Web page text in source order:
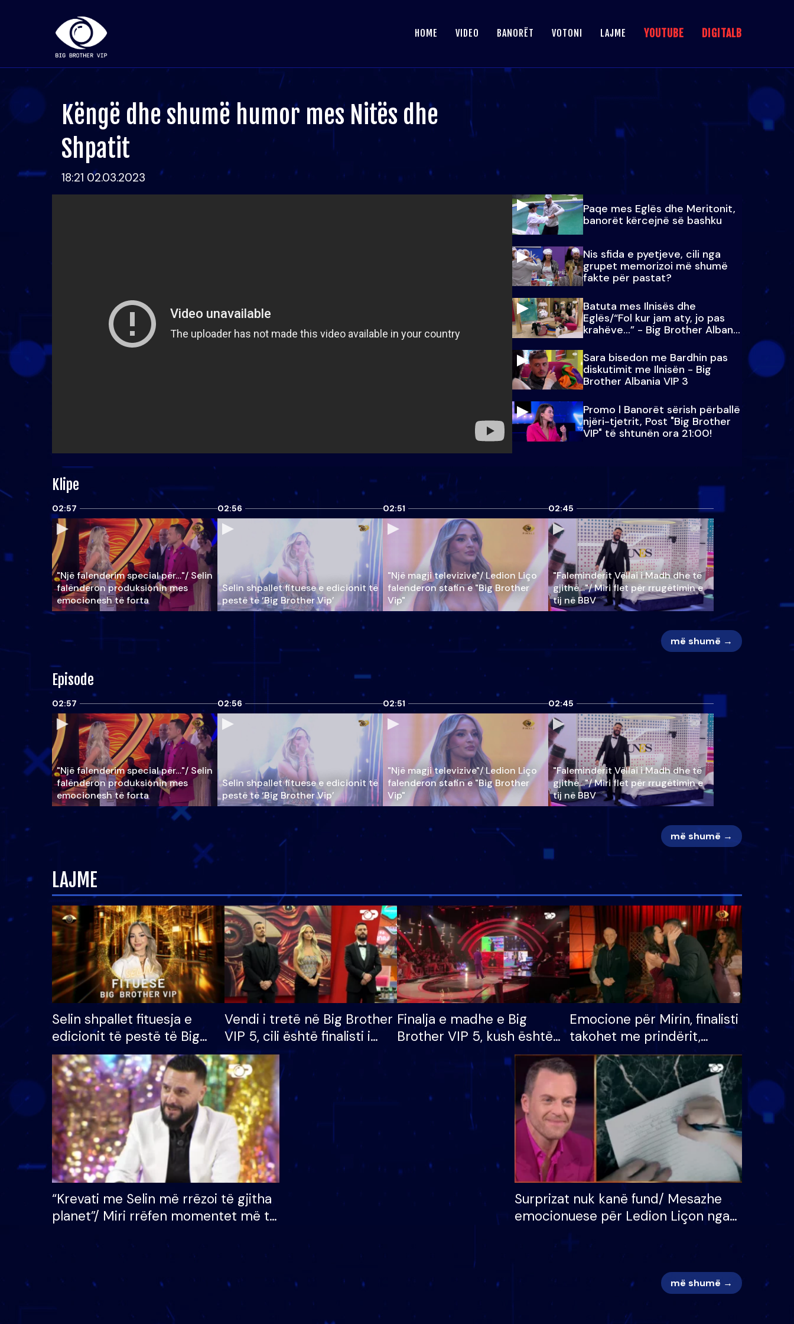
HOME VIDEO BANORËT VOTONI LAJME YOUTUBE DIGITALB
Këngë dhe shumë humor mes Nitës dhe
Shpatit
18:21 02.03.2023
Paqe mes Eglës dhe Meritonit,
banorët kërcejnë së bashku
Nis sfida e pyetjeve, cili nga
grupet memorizoi më shumë
fakte për pastat?
Batuta mes Ilnisës dhe
Eglës/“Fol kur jam aty, jo pas
krahëve…” - Big Brother Albania
VIP 3
Sara bisedon me Bardhin pas
diskutimit me Ilnisën - Big
Brother Albania VIP 3
Promo l Banorët sërish përballë
njëri-tjetrit, Post "Big Brother
VIP" të shtunën ora 21:00!
Klipe
02:57
"Një falenderim special për…"/ Selin
falënderon produksionin mes
emocionesh të forta
02:56
Selin shpallet fituese e edicionit të
pestë të ‘Big Brother Vip’
02:51
"Një magji televizive"/ Ledion Liço
falenderon stafin e "Big Brother
Vip"
02:45
"Faleminderit Vëllai i Madh dhe të
gjithë…"/ Miri flet për rrugëtimin e
tij në BBV
më shumë →
Episode
02:57
"Një falenderim special për…"/ Selin
falënderon produksionin mes
emocionesh të forta
02:56
Selin shpallet fituese e edicionit të
pestë të ‘Big Brother Vip’
02:51
"Një magji televizive"/ Ledion Liço
falenderon stafin e "Big Brother
Vip"
02:45
"Faleminderit Vëllai i Madh dhe të
gjithë…"/ Miri flet për rrugëtimin e
tij në BBV
më shumë →
LAJME
Selin shpallet fituesja e
edicionit të pestë të Big
Brother VIP, rrëmben
çmimin e madh prej 100
mijë eurosh
Vendi i tretë në Big Brother
VIP 5, cili është finalisti i
radhës që lë shtëpinë
Finalja e madhe e Big
Brother VIP 5, kush është
banori i parë që lë shtëpinë
dhe humb mundësinë për
të fituar çmimin e madh
Emocione për Mirin, finalisti
takohet me prindërit,
vajzën dhe bashkëshorten:
S’kemi ndonjë letër divorci
apo jo?
“Krevati me Selin më rrëzoi të gjitha
planet”/ Miri rrëfen momentet më të
mungojë zilja e mëngjesit kur…
Surprizat nuk kanë fund/ Mesazhe
emocionuese për Ledion Liçon nga
më shumë →